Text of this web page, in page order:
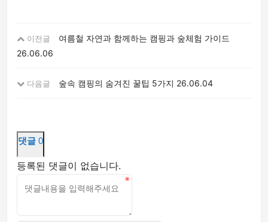
이전글
여름철 자연과 함께하는 캠핑과 숲체험 가이드
26.06.06
다음글 숲속 캠핑의 숨겨진 꿀팁 5가지 26.06.04
댓글 0
등록된 댓글이 없습니다.